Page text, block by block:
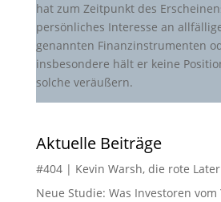
hat zum Zeitpunkt des
persönliches Interesse an
genannten Finanzinstrumenten
insbesondere hält er keine
solche veräußern.
Aktuelle Beiträge
#404 | Kevin Warsh, die rote
Neue Studie: Was Investoren